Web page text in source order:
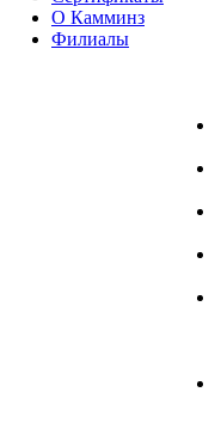
О Камминз
Филиалы